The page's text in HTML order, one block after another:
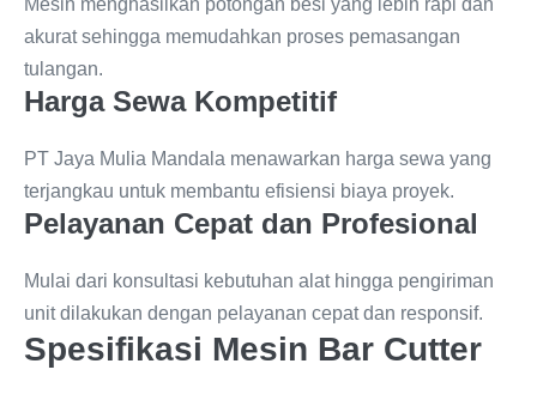
Mesin menghasilkan potongan besi yang lebih rapi dan
akurat sehingga memudahkan proses pemasangan
tulangan.
Harga Sewa Kompetitif
PT Jaya Mulia Mandala menawarkan harga sewa yang
terjangkau untuk membantu efisiensi biaya proyek.
Pelayanan Cepat dan Profesional
Mulai dari konsultasi kebutuhan alat hingga pengiriman
unit dilakukan dengan pelayanan cepat dan responsif.
Spesifikasi Mesin Bar Cutter